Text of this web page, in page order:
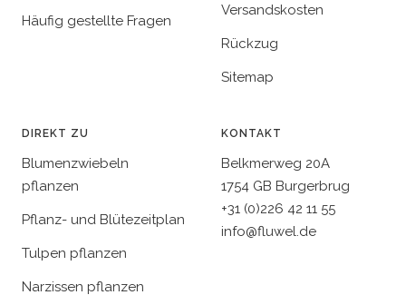
Häufig gestellte Fragen
Versandskosten
Rückzug
Sitemap
DIREKT ZU
Blumenzwiebeln
pflanzen
Pflanz- und Blütezeitplan
Tulpen pflanzen
Narzissen pflanzen
KONTAKT
Belkmerweg 20A
1754 GB Burgerbrug
+31 (0)226 42 11 55
info@fluwel.de